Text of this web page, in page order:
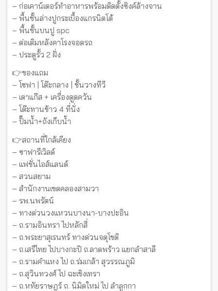
– ก่อเคาน์เตอร์ทำอาหารพร้อมติดตั้งซิงค์ล้างจาน
– พื้นชั้นล่างปูกระเบื้องแกรนิตโต้
– พื้นชั้นบนปู spc
– ต่อเติมหลังคาโรงจอดรถ
– ประตูรั้ว 2 ฝั่ง
👉ของแถม
– โซฟา | โต๊ะกลาง | ชั้นวางทีวี
– เตาแก๊ส + เครื่องดูดควัน
– โต๊ะทานข้าว 4 ที่นั่ง
– ปั๊มน้ำ+ถังเก็บน้ำ
👉สถานที่ใกล้เคียง
– ซาฟารีเวิลด์
– แฟชั่นไอส์แลนด์
– สวนสยาม
– สำนักงานเขตคลองสามวา
– รพ.นพรัตน์
– ทางด่วนวงแหวนบางนา-บางปะอิน
– ถ.รามอินทรา ไปหลักสี่
– ถ.พระยาสุเรนทร์ ทางด่วนจตุโชติ
– ถ.เสรีไทย ไปบางกะปิ ถ.ลาดพร้าว แยกลำสาลี
– ถ.รามคำแหง ไป ถ.ร่มเกล้า สุวรรณภูมิ
– ถ.สุวินทวงศ์ ไป ฉะเชิงเทรา
– ถ.หทัยราษฎร์ ถ. นิมิตใหม่ ไป ลำลูกกา